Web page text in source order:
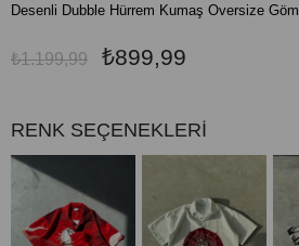
Desenli Dubble Hürrem Kumaş Oversize
₺1.199,99 ₺899,99
RENK SEÇENEKLERİ